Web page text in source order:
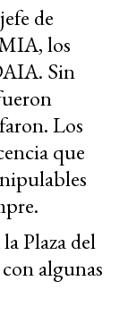
de
los
Sin
Los
que
Plaza del
algunas